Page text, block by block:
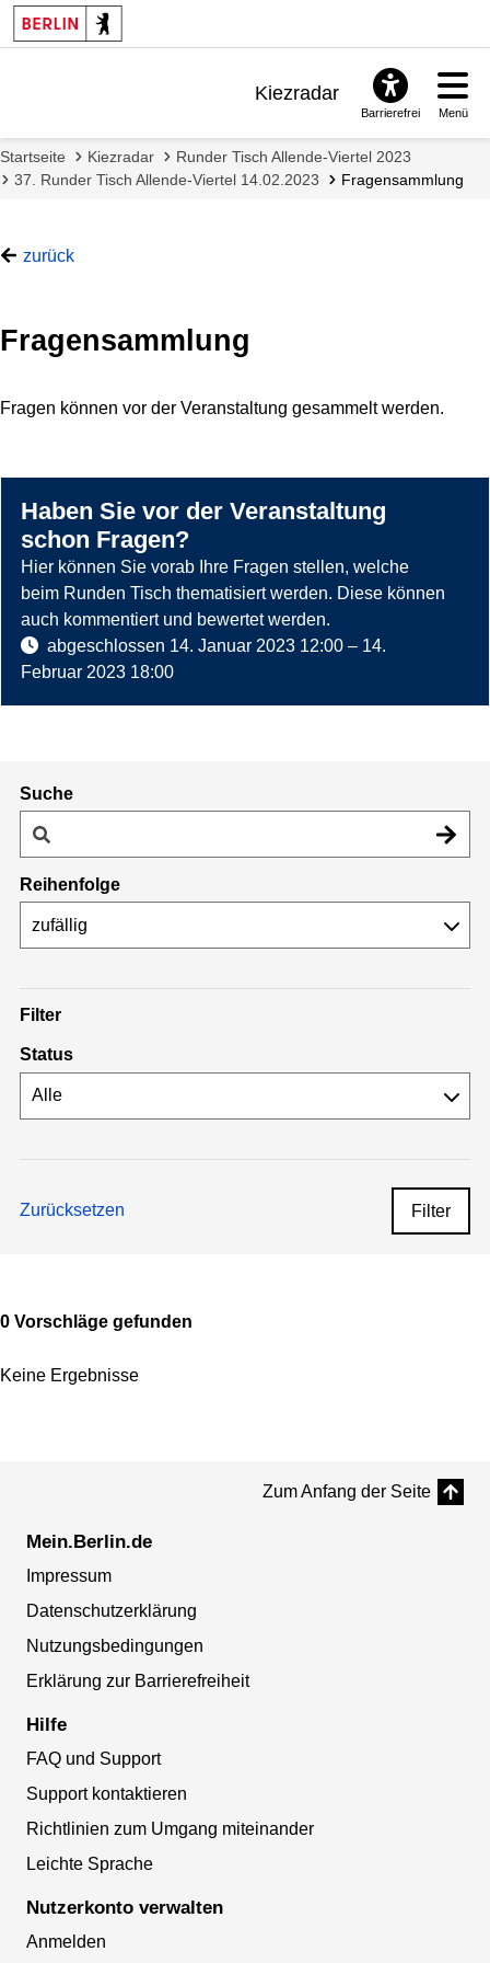
Kiezradar
FAQ & Support
Barrierefrei Menü
Startseite Kiezradar
Runder Tisch Allende-Viertel 2023
37. Runder Tisch Allende-Viertel 14.02.2023
Fragensammlung
zurück
Fragensammlung
Fragen können vor der Veranstaltung gesammelt werden.
Haben Sie vor der Veranstaltung
schon Fragen?
Hier können Sie vorab Ihre Fragen stellen, welche
beim Runden Tisch thematisiert werden. Diese können
auch kommentiert und bewertet werden.
abgeschlossen 14. Januar 2023 12:00 – 14.
Februar 2023 18:00
Suche
Reihenfolge
Filter
Status
Zurücksetzen Filter
0 Vorschläge gefunden
Keine Ergebnisse
Zum Anfang der Seite
Mein.Berlin.de
Impressum
Datenschutzerklärung
Nutzungsbedingungen
Erklärung zur Barrierefreiheit
Hilfe
FAQ und Support
Support kontaktieren
Richtlinien zum Umgang miteinander
Leichte Sprache
Nutzerkonto verwalten
Anmelden